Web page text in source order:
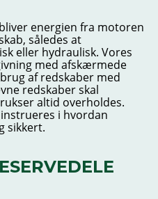
energien fra motoren
således at
eller hydraulisk. Vores
med afskærmede
af redskaber med
redskaber skal
altid overholdes.
i hvordan
sikkert.